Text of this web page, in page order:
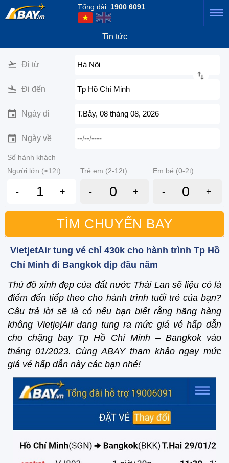
Tổng đài: 1900 6091
Tin tức
Đi từ Hà Nội
Đi đến Tp Hồ Chí Minh
Ngày đi T.Bảy, 08 tháng 08, 2026
Ngày về --/--/----
Số hành khách
Người lớn (≥12t)
Trẻ em (2-12t) Em bé (0-2t)
- + - + - +
TÌM CHUYẾN BAY
VietjetAir tung vé chỉ 430k cho hành trình Tp Hồ
Chí Minh đi Bangkok dịp đầu năm
Thủ đô xinh đẹp của đất nước Thái Lan sẽ liệu có là
điểm đến tiếp theo cho hành trình tuổi trẻ của bạn?
Câu trả lời sẽ là có nếu bạn biết rằng hãng hàng
không VietjejAir đang tung ra mức giá vé hấp dẫn
cho chặng bay Tp Hồ Chí Minh – Bangkok vào
tháng 01/2023. Cùng ABAY tham khảo ngay mức
giá vé hấp dẫn này các bạn nhé!